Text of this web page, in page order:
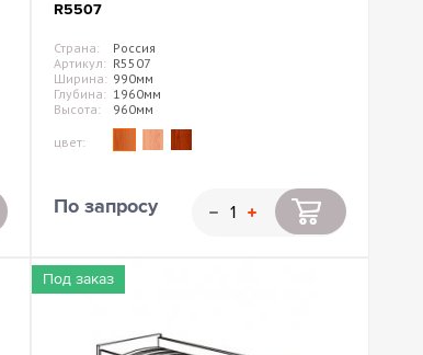
R5507
Страна:
Россия
Артикул: R5507
Ширина: 990мм
Глубина: 1960мм
Высота:
960мм
цвет:
По запросу
Под заказ